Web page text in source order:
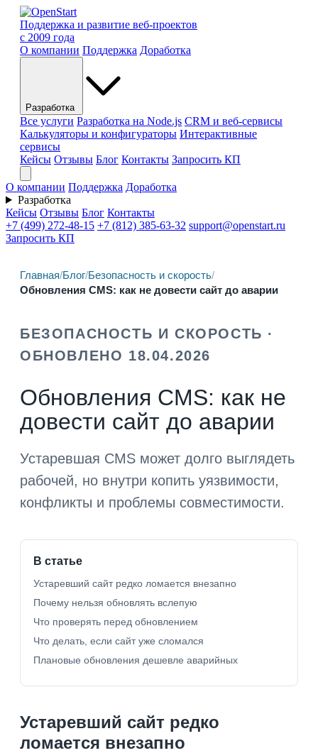
Поддержка и развитие веб-проектов
с 2009 года
О компании Поддержка Доработка
Разработка
Все услуги Разработка на Node.js CRM и веб-сервисы
Калькуляторы и конфигураторы Интерактивные
сервисы
Кейсы Отзывы Блог Контакты Запросить КП
О компании Поддержка Доработка
Разработка
Кейсы Отзывы Блог Контакты
+7 (499) 272-48-15 +7 (812) 385-63-32 support@openstart.ru
Запросить КП
Главная/Блог/Безопасность и скорость/
Обновления CMS: как не довести сайт до аварии
БЕЗОПАСНОСТЬ И СКОРОСТЬ ·
ОБНОВЛЕНО 18.04.2026
Обновления CMS: как не
довести сайт до аварии
Устаревшая CMS может долго выглядеть
рабочей, но внутри копить уязвимости,
конфликты и проблемы совместимости.
В статье
Устаревший сайт редко ломается внезапно
Почему нельзя обновлять вслепую
Что проверять перед обновлением
Что делать, если сайт уже сломался
Плановые обновления дешевле аварийных
Устаревший сайт редко
ломается внезапно